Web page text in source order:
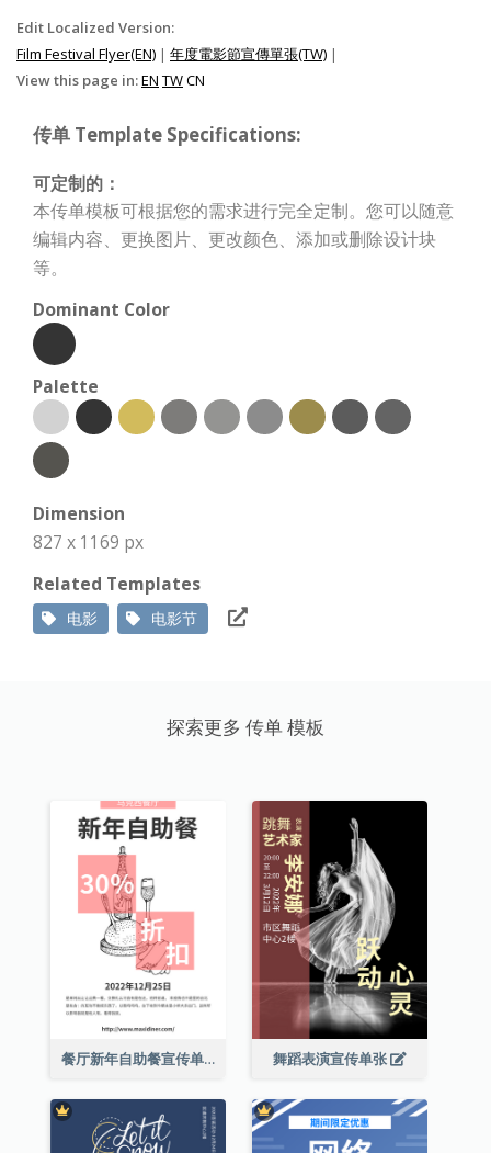
Edit Localized Version:
Film Festival Flyer(EN) | 年度電影節宣傳單張(TW) |
View this page in:EN TWCN
传单 Template Specifications:
可定制的：
本传单模板可根据您的需求进行完全定制。您可以随意
编辑内容、更换图片、更改颜色、添加或删除设计块
等。
Dominant Color
Palette
Dimension
827 x 1169 px
Related Templates
电影 电影节
探索更多 传单 模板
餐厅新年自助餐宣传单张 舞蹈表演宣传单张